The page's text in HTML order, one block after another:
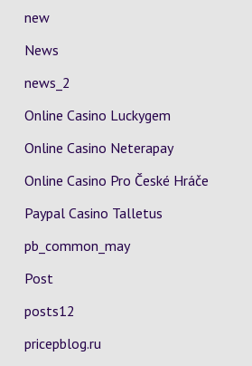
new
News
news_2
Online Casino Luckygem
Online Casino Neterapay
Online Casino Pro České Hráče
Paypal Casino Talletus
pb_common_may
Post
posts12
pricepblog.ru